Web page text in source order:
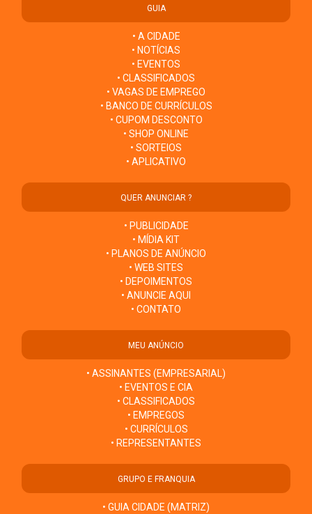
GUIA
• A CIDADE
• NOTÍCIAS
• EVENTOS
• CLASSIFICADOS
• VAGAS DE EMPREGO
• BANCO DE CURRÍCULOS
• CUPOM DESCONTO
• SHOP ONLINE
• SORTEIOS
• APLICATIVO
QUER ANUNCIAR ?
• PUBLICIDADE
• MÍDIA KIT
• PLANOS DE ANÚNCIO
• WEB SITES
• DEPOIMENTOS
• ANUNCIE AQUI
• CONTATO
MEU ANÚNCIO
• ASSINANTES (EMPRESARIAL)
• EVENTOS E CIA
• CLASSIFICADOS
• EMPREGOS
• CURRÍCULOS
• REPRESENTANTES
GRUPO E FRANQUIA
• GUIA CIDADE (MATRIZ)